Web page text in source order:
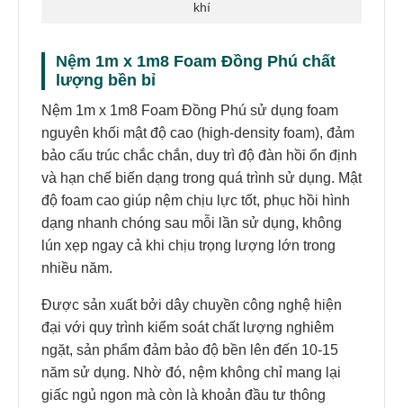
khí
Nệm 1m x 1m8 Foam Đồng Phú chất
lượng bền bỉ
Nệm 1m x 1m8 Foam Đồng Phú sử dụng foam
nguyên khối mật độ cao (high-density foam), đảm
bảo cấu trúc chắc chắn, duy trì độ đàn hồi ổn định
và hạn chế biến dạng trong quá trình sử dụng. Mật
độ foam cao giúp nệm chịu lực tốt, phục hồi hình
dạng nhanh chóng sau mỗi lần sử dụng, không
lún xẹp ngay cả khi chịu trọng lượng lớn trong
nhiều năm.
Được sản xuất bởi dây chuyền công nghệ hiện
đại với quy trình kiểm soát chất lượng nghiêm
ngặt, sản phẩm đảm bảo độ bền lên đến 10-15
năm sử dụng. Nhờ đó, nệm không chỉ mang lại
giấc ngủ ngon mà còn là khoản đầu tư thông